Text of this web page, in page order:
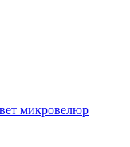
микровелюр